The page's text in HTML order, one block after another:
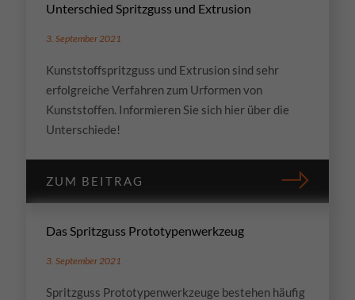
Unterschied Spritzguss und Extrusion
3. September 2021
Kunststoffspritzguss und Extrusion sind sehr
erfolgreiche Verfahren zum Urformen von
Kunststoffen. Informieren Sie sich hier über die
Unterschiede!
ZUM BEITRAG
Das Spritzguss Prototypenwerkzeug
3. September 2021
Spritzguss Prototypenwerkzeuge bestehen häufig